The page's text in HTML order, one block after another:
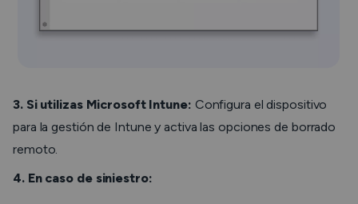
3. Si utilizas Microsoft Intune: Configura el dispositivo
para la gestión de Intune y activa las opciones de borrado
remoto.
4. En caso de siniestro: